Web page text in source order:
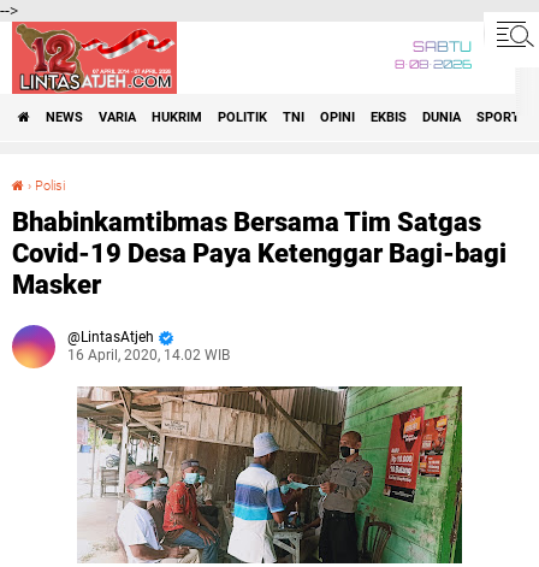
-->
SABTU
8•08•2026
NEWS VARIA HUKRIM POLITIK TNI OPINI EKBIS DUNIA SPORT
› Polisi
Bhabinkamtibmas Bersama Tim Satgas
Covid-19 Desa Paya Ketenggar Bagi-bagi
Masker
LintasAtjeh
16 April, 2020, 14.02 WIB